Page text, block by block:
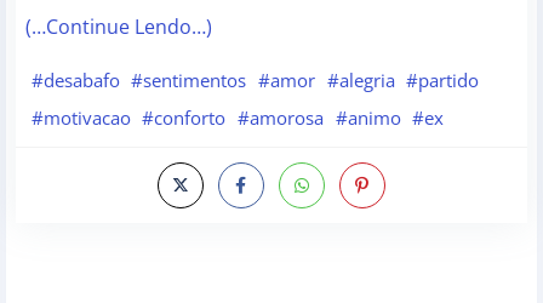
(…Continue Lendo…)
#desabafo #sentimentos #amor #alegria #partido
#motivacao #conforto #amorosa #animo #ex